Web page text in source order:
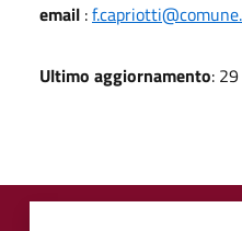
email :
Ultimo aggiornamento: